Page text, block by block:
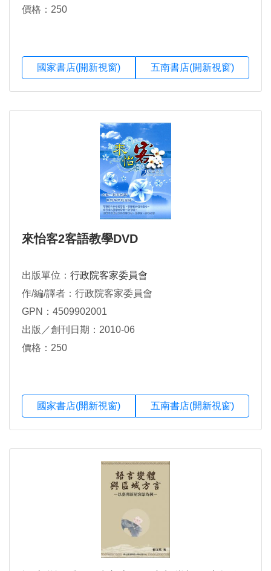
價格：250
國家書店(開新視窗) 五南書店(開新視窗)
來怡客2客語教學DVD
出版單位： 行政院客家委員會
作/編/譯者：行政院客家委員會
GPN：4509902001
出版／創刊日期：2010-06
價格：250
國家書店(開新視窗) 五南書店(開新視窗)